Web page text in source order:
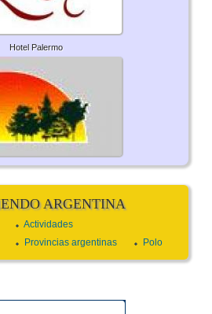
Hotel Palermo
ARGENTINA
Actividades
Provincias argentinas Polo